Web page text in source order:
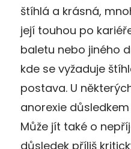
štíhlá a krásná,
její touhou po
baletu nebo jiného
kde se vyžaduje
postava. U
anorexie
Může jít také o
důsledek příliš